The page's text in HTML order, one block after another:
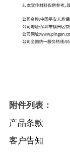
附件列表：
产品条款
客户告知